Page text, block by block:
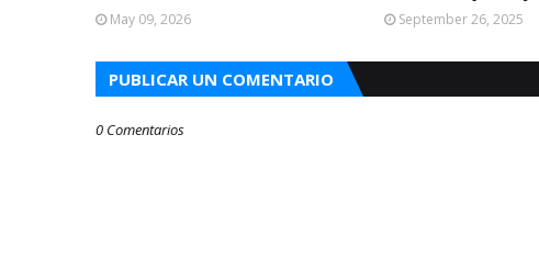
May 09, 2026 September 26, 2025
PUBLICAR UN COMENTARIO
0 Comentarios